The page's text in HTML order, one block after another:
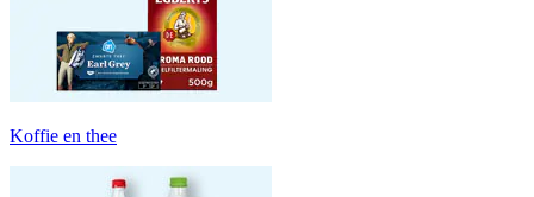
Koffie en thee